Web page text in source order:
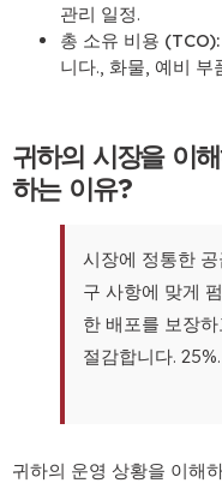
관리 일정.
총 소유 비용 (TCO):
니다., 화물, 예비
귀하의 시장을 이
하는 이유?
시장에 정통한
구 사항에 맞게
한 배포를 보장
절감합니다. 25%.
귀하의 운영 상황을 이해